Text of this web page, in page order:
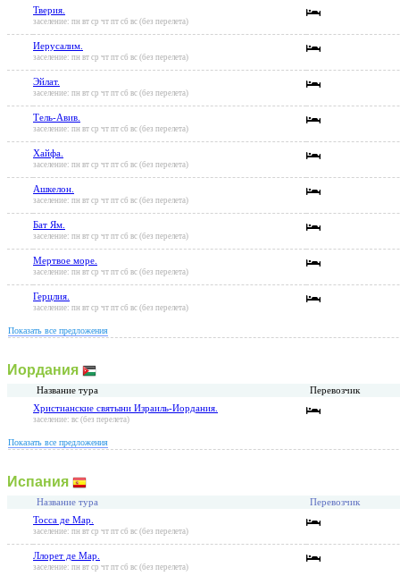
Тверия.
заселение: пн вт ср чт пт сб вс (без перелета)
Иерусалим.
заселение: пн вт ср чт пт сб вс (без перелета)
Эйлат.
заселение: пн вт ср чт пт сб вс (без перелета)
Тель-Авив.
заселение: пн вт ср чт пт сб вс (без перелета)
Хайфа.
заселение: пн вт ср чт пт сб вс (без перелета)
Ашкелон.
заселение: пн вт ср чт пт сб вс (без перелета)
Бат Ям.
заселение: пн вт ср чт пт сб вс (без перелета)
Мертвое море.
заселение: пн вт ср чт пт сб вс (без перелета)
Герцлия.
заселение: пн вт ср чт пт сб вс (без перелета)
Показать все предложения
Иордания
Название тура Перевозчик
Христианские святыни Израиль-Иордания.
заселение: вс (без перелета)
Показать все предложения
Испания
Название тура Перевозчик
Тосса де Мар.
заселение: пн вт ср чт пт сб вс (без перелета)
Ллорет де Мар.
заселение: пн вт ср чт пт сб вс (без перелета)